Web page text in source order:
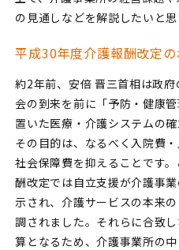
の見通しなどを解説したいと思
平成30年度介護報酬改定の
約2年前、安倍 晋三首相は政
会の到来を前に「予防・健康
置いた医療・介護システムの
その目的は、なるべく入院費
社会保障費を抑えることです
酬改定では自立支援が介護事
示され、介護サービスの本来
調されました。それらに合致
算となるため、介護事業所の